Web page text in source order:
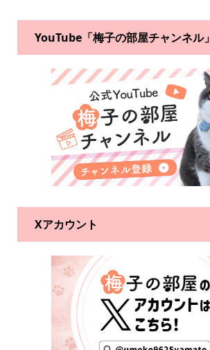
YouTube「梅子の部屋チャンネル」
Xアカウント